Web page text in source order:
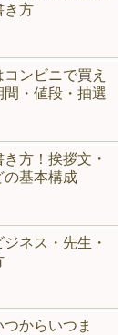
き方
ンビニで買え
間・値段・抽選
方！挨拶文・
の基本構成
ネス・先生・
からいつま